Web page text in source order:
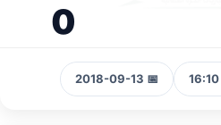
0
📅 2018-09-13